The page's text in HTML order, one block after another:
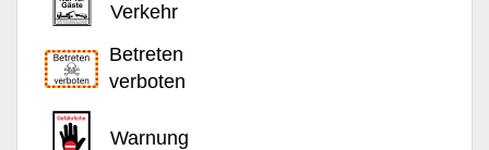
Verkehr
Betreten
verboten
Warnung